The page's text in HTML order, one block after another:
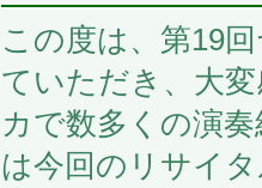
この度は、第19
ていただき、大
カで数多くの演
は今回のリサイ